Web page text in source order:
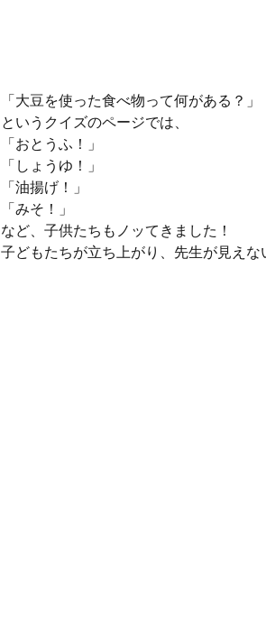
「大豆を使った食べ物って何がある？」
というクイズのページでは、
「おとうふ！」
「しょうゆ！」
「油揚げ！」
「みそ！」
など、子供たちもノッてきました！
子どもたちが立ち上がり、先生が見えな